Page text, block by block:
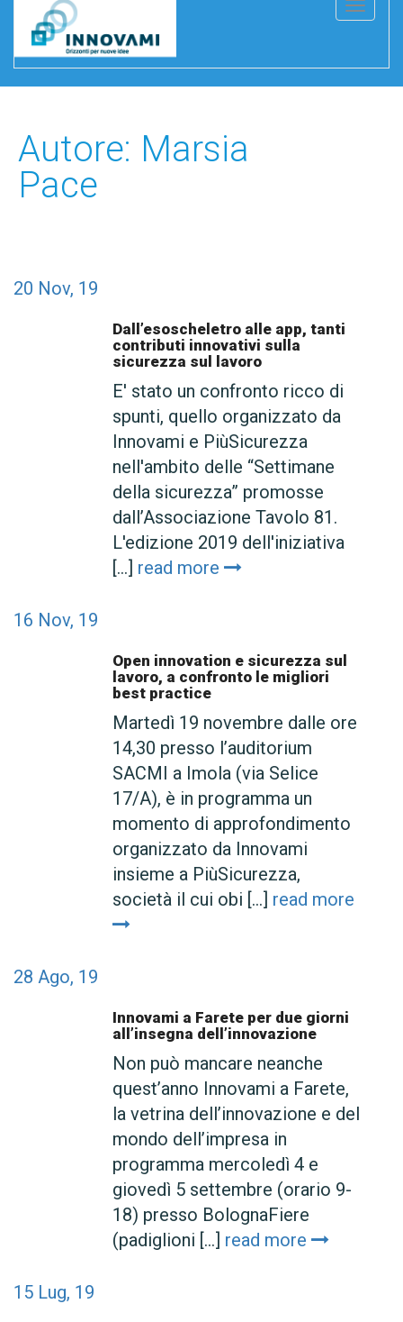
T
g
Autore: Marsia
Pace
Dall’esoscheletro alle app, tanti
contributi innovativi sulla
sicurezza sul lavoro
20 Nov, 19
E' stato un confronto ricco di
spunti, quello organizzato da
Innovami e PiùSicurezza
nell'ambito delle “Settimane
della sicurezza” promosse
dall’Associazione Tavolo 81.
L'edizione 2019 dell'iniziativa
[...] read more
Open innovation e sicurezza sul
lavoro, a confronto le migliori
best practice
16 Nov, 19
Martedì 19 novembre dalle ore
14,30 presso l’auditorium
SACMI a Imola (via Selice
17/A), è in programma un
momento di approfondimento
organizzato da Innovami
insieme a PiùSicurezza,
società il cui obi [...] read more
Innovami a Farete per due giorni
all’insegna dell’innovazione
28 Ago, 19
Non può mancare neanche
quest’anno Innovami a Farete,
la vetrina dell’innovazione e del
mondo dell’impresa in
programma mercoledì 4 e
giovedì 5 settembre (orario 9-
18) presso BolognaFiere
(padiglioni [...] read more
15 Lug, 19